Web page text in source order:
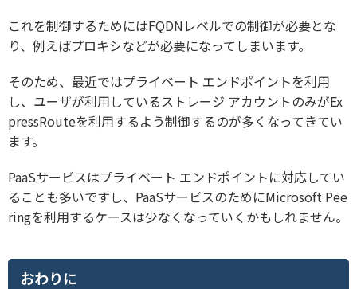
これを制御するためにはFQDNレベルでの制御が必要とな
り、例えばプロキシなどが必要になってしまいます。
そのため、最近ではプライベート エンドポイントを利用
し、ユーザが利用しているストレージ アカウントのみがEx
pressRouteを利用するよう制御するのが多くなってきてい
ます。
PaaSサービスはプライベート エンドポイントに対応してい
ることも多いですし、PaaSサービスのためにMicrosoft Pee
ringを利用するケースは少なくなっていくかもしれません。
おわりに